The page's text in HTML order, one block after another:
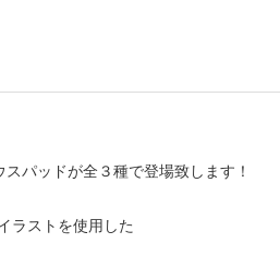
パッドが全３種で登場致します！
ラストを使用した